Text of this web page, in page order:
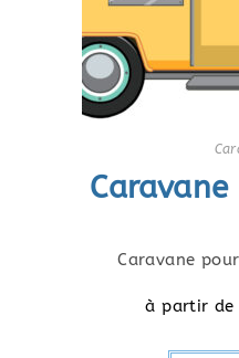
Caravane